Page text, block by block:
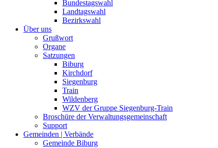
Bundestagswahl
Landtagswahl
Bezirkswahl
Über uns
Grußwort
Organe
Satzungen
Biburg
Kirchdorf
Siegenburg
Train
Wildenberg
WZV der Gruppe Siegenburg-Train
Broschüre der Verwaltungsgemeinschaft
Support
Gemeinden | Verbände
Gemeinde Biburg